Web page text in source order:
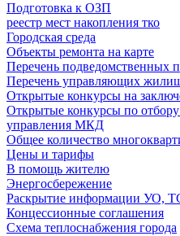
Подготовка к ОЗП
реестр мест накопления тко
Городская среда
Объекты ремонта на карте
Перечень подведомственных
Перечень управляющих
Открытые конкурсы на
Открытые конкурсы по
управления МКД
Общее количество
Цены и тарифы
В помощь жителю
Энергосбережение
Раскрытие информации УО,
Концессионные соглашения
Схема теплоснабжения города